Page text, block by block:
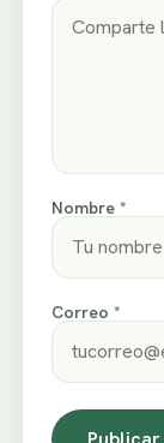
Nombre *
Correo *